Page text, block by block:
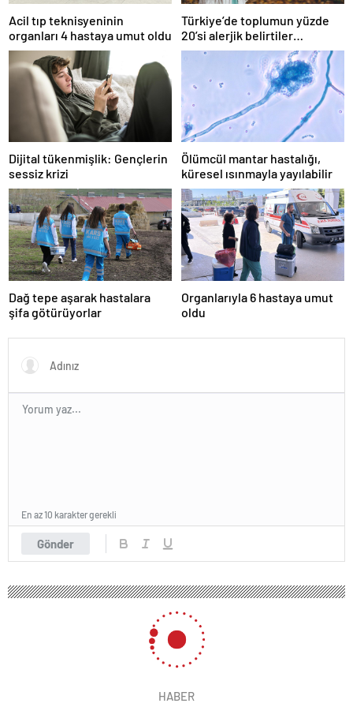
Acil tıp teknisyeninin
organları 4 hastaya umut oldu
Türkiye’de toplumun yüzde
20’si alerjik belirtiler
gösteriyor
Dijital tükenmişlik: Gençlerin
sessiz krizi
Ölümcül mantar hastalığı,
küresel ısınmayla yayılabilir
Dağ tepe aşarak hastalara
şifa götürüyorlar
Organlarıyla 6 hastaya umut
oldu
Gönder
En az 10 karakter gerekli
HABER